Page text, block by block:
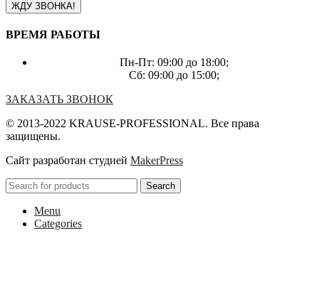
ВРЕМЯ РАБОТЫ
Пн-Пт: 09:00 до 18:00;
Сб: 09:00 до 15:00;
ЗАКАЗАТЬ ЗВОНОК
© 2013-2022 KRAUSE-PROFESSIONAL. Все права
защищены.
Сайт разработан студией MakerPress
Search
Menu
Categories